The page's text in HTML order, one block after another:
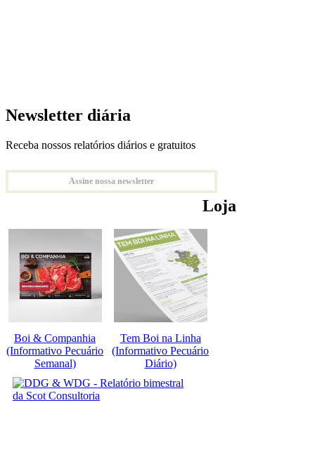
Newsletter diária
Receba nossos relatórios diários e gratuitos
Assine nossa newsletter
Loja
Boi & Companhia
(Informativo Pecuário
Semanal)
Tem Boi na Linha
(Informativo Pecuário
Diário)